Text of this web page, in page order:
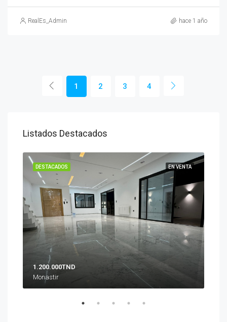
RealEs_Admin hace 1 año
1 2 3 4
Listados Destacados
EN VENTA
DESTACADOS
1.200.000TND
Monastir